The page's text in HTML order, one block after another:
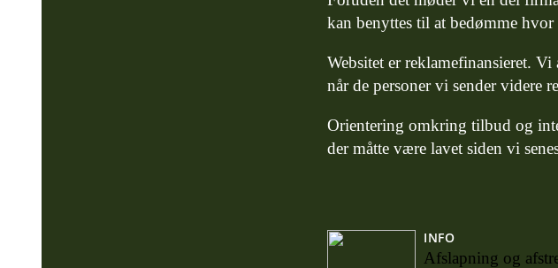
kan benyttes til at bedømme hvor
Websitet er reklamefinansieret.
når de personer vi sender videre
Orientering omkring tilbud og
der måtte være lavet siden vi
INFO
Afslapning og